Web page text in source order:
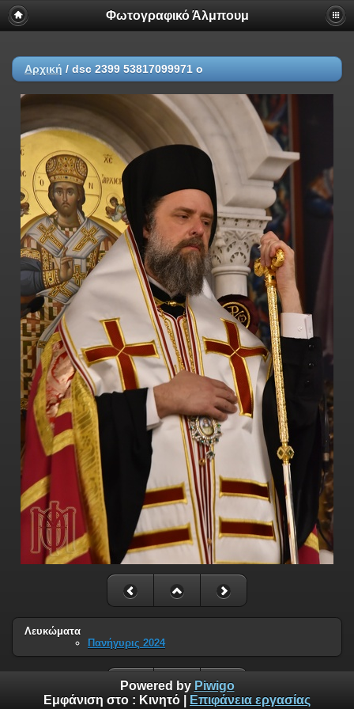
Φωτογραφικό Άλμπουμ
Αρχική / dsc 2399 53817099971 o
Λευκώματα
Πανήγυρις 2024
Powered by Piwigo
Εμφάνιση στο : Κινητό Επιφάνεια εργασίας